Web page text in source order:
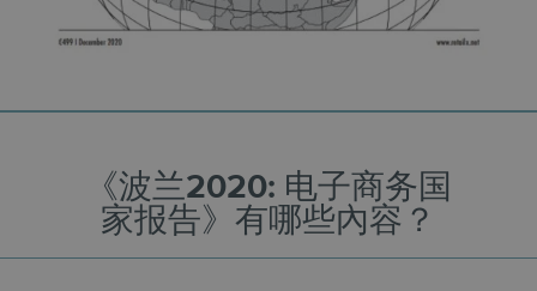
《波兰2020: 电子商务国
家报告》有哪些內容？